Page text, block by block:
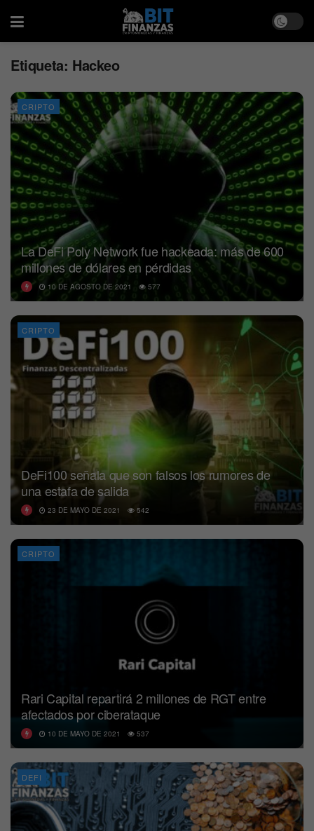
Etiqueta: Hackeo
CRIPTO
La DeFi Poly Network fue hackeada: más de 600
millones de dólares en pérdidas
10 DE AGOSTO DE 2021 577
CRIPTO
DeFi100 señala que son falsos los rumores de
una estafa de salida
23 DE MAYO DE 2021 542
CRIPTO
Rari Capital repartirá 2 millones de RGT entre
afectados por ciberataque
10 DE MAYO DE 2021 537
DEFI